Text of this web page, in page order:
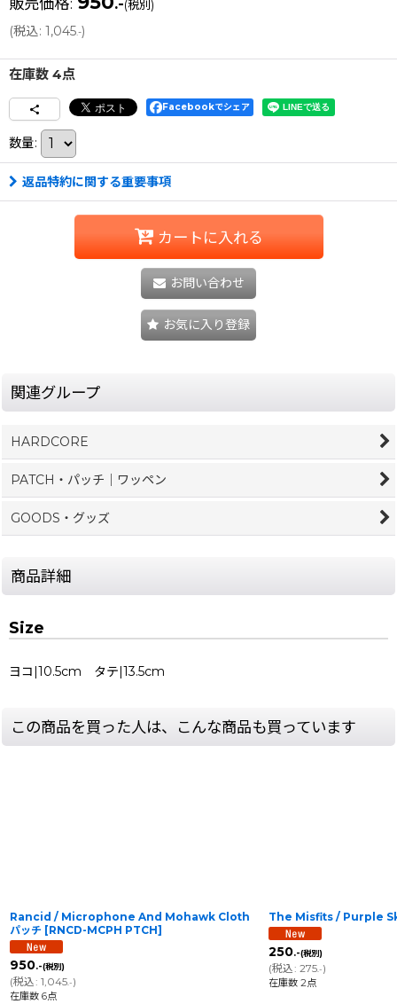
(税別)
(税込: 1,045.-)
在庫数 4点
Facebookでシェア
数量:
返品特約に関する重要事項
カートに入れる
お問い合わせ
お気に入り登録
関連グループ
HARDCORE
PATCH・パッチ｜ワッペン
GOODS・グッズ
商品詳細
Size
ヨコ|10.5cm タテ|13.5cm
この商品を買った人は、こんな商品も買っています
Rancid / Microphone And Mohawk Cloth
パッチ [RNCD-MCPH PTCH]
950.-(税別)
(税込: 1,045.-)
在庫数 6点
The Misfits / Purple
250.-(税別)
(税込: 275.-)
在庫数 2点